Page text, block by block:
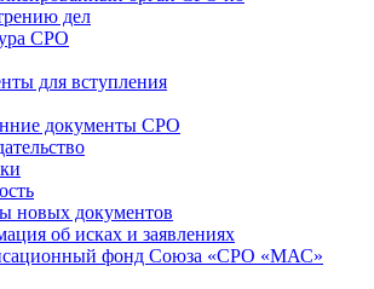
дел
СРО
для вступления
документы СРО
новых документов
об исках и заявлениях
фонд Союза «СРО «МАС»